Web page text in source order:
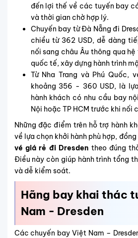
đến lợi thế về các tuyến bay
và thời gian chờ hợp lý.
Chuyến bay từ Đà Nẵng đi
chiều từ 362 USD, dễ dàng
nối sang châu Âu thông qua
quốc tế, xây dựng hành trình
Từ Nha Trang và Phú Quốc,
khoảng 356 - 360 USD, là
hành khách có nhu cầu bay
Nội hoặc TP HCM trước khi nối
Những đặc điểm trên hỗ trợ hành
về lựa chọn khởi hành phù hợp,
vé giá rẻ đi Dresden theo đúng
Điều này còn giúp hành trình tổng
và dễ kiểm soát.
Hãng bay khai thác
Nam - Dresden
Các chuyến bay Việt Nam –